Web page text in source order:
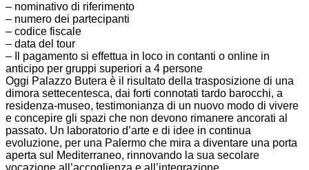
– nominativo di riferimento
– numero dei partecipanti
– codice fiscale
– data del tour
– Il pagamento si effettua in loco in contanti o online in
anticipo per gruppi superiori a 4 persone
Oggi Palazzo Butera è il risultato della trasposizione di una
dimora settecentesca, dai forti connotati tardo barocchi, a
residenza-museo, testimonianza di un nuovo modo di vivere
e concepire gli spazi che non devono rimanere ancorati al
passato. Un laboratorio d’arte e di idee in continua
evoluzione, per una Palermo che mira a diventare una porta
aperta sul Mediterraneo, rinnovando la sua secolare